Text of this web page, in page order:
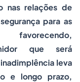
nas relações de
para as
que será
leva
e longo prazo,